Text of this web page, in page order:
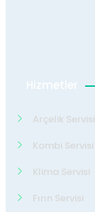
Hizmetler
Arçelik Servisi
Kombi Servisi
Klima Servisi
Fırın Servisi